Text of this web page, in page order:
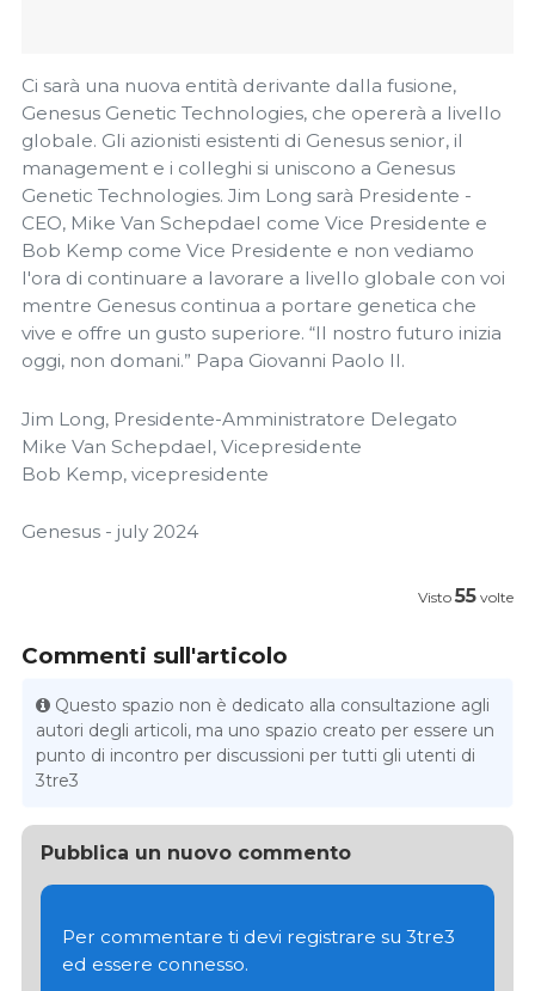
Ci sarà una nuova entità derivante dalla fusione,
Genesus Genetic Technologies, che opererà a livello
globale. Gli azionisti esistenti di Genesus senior, il
management e i colleghi si uniscono a Genesus
Genetic Technologies. Jim Long sarà Presidente -
CEO, Mike Van Schepdael come Vice Presidente e
Bob Kemp come Vice Presidente e non vediamo
l'ora di continuare a lavorare a livello globale con voi
mentre Genesus continua a portare genetica che
vive e offre un gusto superiore. “Il nostro futuro inizia
oggi, non domani.” Papa Giovanni Paolo II.
Jim Long, Presidente-Amministratore Delegato
Mike Van Schepdael, Vicepresidente
Bob Kemp, vicepresidente
Genesus - july 2024
Visto 55 volte
Commenti sull'articolo
Questo spazio non è dedicato alla consultazione agli
autori degli articoli, ma uno spazio creato per essere un
punto di incontro per discussioni per tutti gli utenti di
3tre3
Pubblica un nuovo commento
Per commentare ti devi registrare su 3tre3
ed essere connesso.